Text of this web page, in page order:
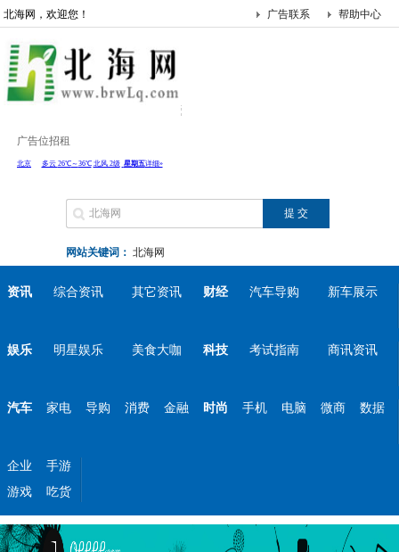
北海网，欢迎您！ 帮助中心
广告联系
广告位招租
网站关键词： 北海网
资讯 综合资讯 其它资讯 财经 汽车导购 新车展示
娱乐 明星娱乐 美食大咖 科技 考试指南 商讯资讯
汽车 家电 导购 消费 金融 时尚 手机 电脑 微商 数据
企业
手游
游戏
吃货